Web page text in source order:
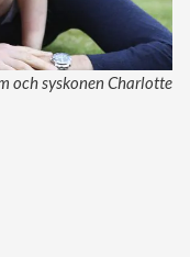
och syskonen Charlotte